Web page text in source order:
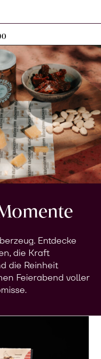
Entdecke
die Kraft
die Reinheit
Feierabend voller